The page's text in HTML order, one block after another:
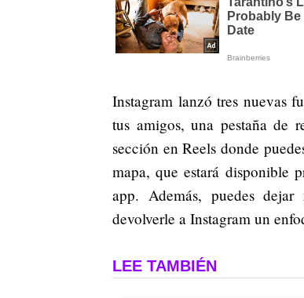
Instagram lanzó tres nuevas
tus amigos, una pestaña de
sección en Reels donde
mapa, que estará disponible
app. Además, puedes dejar
devolverle a Instagram un
LEE TAMBIÉN